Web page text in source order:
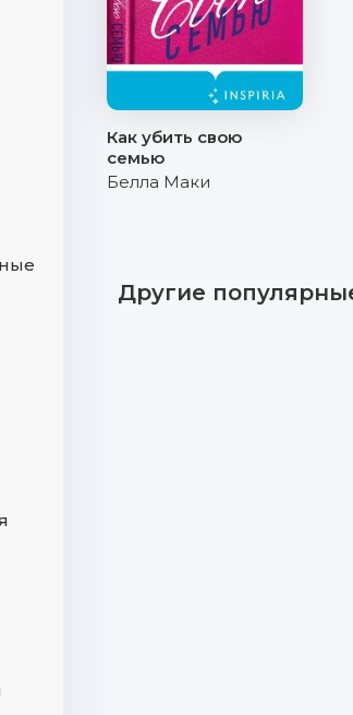
Как убить свою
семью
Белла Маки
Другие